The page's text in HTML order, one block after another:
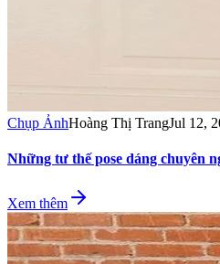
Chụp ẢnhHoàng Thị TrangJul 12,
Những tư thế pose dáng chuyên
Xem thêm